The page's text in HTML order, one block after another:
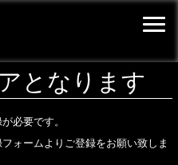
となります
必要です。
ォームよりご登録をお願い致しま